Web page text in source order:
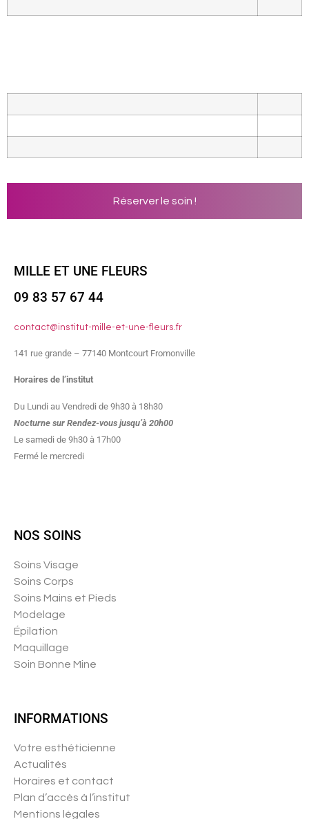
Réserver le soin !
MILLE ET UNE FLEURS
09 83 57 67 44
contact@institut-mille-et-une-fleurs.fr
141 rue grande – 77140 Montcourt Fromonville
Horaires de l’institut
Du Lundi au Vendredi de 9h30 à 18h30
Nocturne sur Rendez-vous jusqu’à 20h00
Le samedi de 9h30 à 17h00
Fermé le mercredi
NOS SOINS
Soins Visage
Soins Corps
Soins Mains et Pieds
Modelage
Épilation
Maquillage
Soin Bonne Mine
INFORMATIONS
Votre esthéticienne
Actualités
Horaires et contact
Plan d’accès à l’institut
Mentions légales